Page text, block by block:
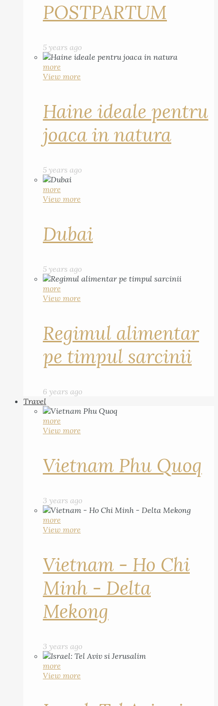
POSTPARTUM
5 years ago
more
View more
Haine ideale pentru
joaca in natura
5 years ago
more
View more
Dubai
5 years ago
more
View more
Regimul alimentar
pe timpul sarcinii
6 years ago
Travel
more
View more
Vietnam Phu Quoq
3 years ago
more
View more
Vietnam - Ho Chi
Minh - Delta
Mekong
3 years ago
more
View more